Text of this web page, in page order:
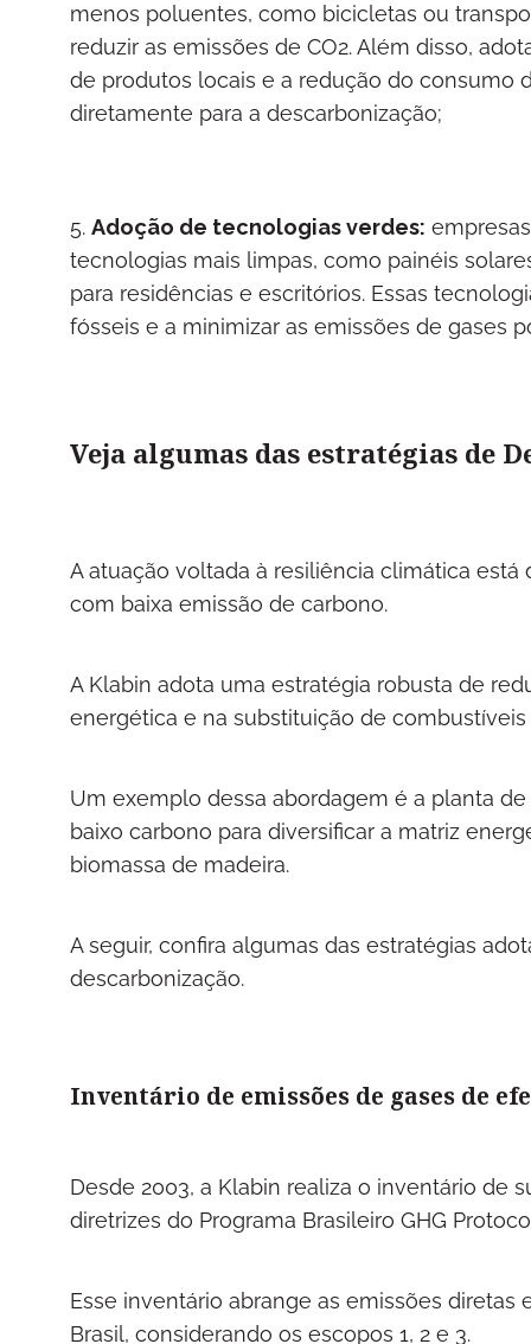
menos poluentes, como bicicletas ou
reduzir as emissões de CO2. Além disso,
de produtos locais e a redução do consumo
diretamente para a descarbonização;
5. Adoção de tecnologias verdes:
tecnologias mais limpas, como painéis
para residências e escritórios. Essas
fósseis e a minimizar as emissões de gases
Veja algumas das estratégias de
A atuação voltada à resiliência climática
com baixa emissão de carbono.
A Klabin adota uma estratégia robusta de
energética e na substituição de
Um exemplo dessa abordagem é a planta
baixo carbono para diversificar a matriz
biomassa de madeira.
A seguir, confira algumas das estratégias
descarbonização.
Inventário de emissões de gases de
Desde 2003, a Klabin realiza o inventário de
diretrizes do Programa Brasileiro GHG
Esse inventário abrange as emissões
Brasil, considerando os escopos 1, 2 e 3.